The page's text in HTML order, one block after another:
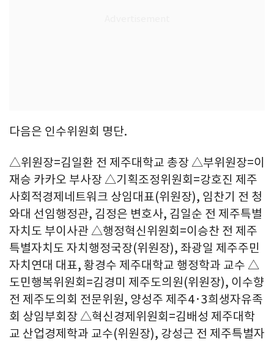
다음은 인수위원회 명단.
△위원장=김일환 전 제주대학교 총장 △부위원장=이
재승 카카오 부사장 △기획조정위원회=강호진 제주
사회적경제네트워크 상임대표(위원장), 임찬기 전 청
와대 선임행정관, 김정은 변호사, 김일순 전 제주특별
자치도 부이사관 △행정혁신위원회=이승찬 전 제주
특별자치도 자치행정국장(위원장), 좌광일 제주주민
자치연대 대표, 황경수 제주대학교 행정학과 교수 △
도민행복위원회=김경미 제주도의원(위원장), 이수향
전 제주도의회 전문위원, 양성주 제주4·3희생자유족
회 상임부회장 △혁신경제위원회=김배성 제주대학
교 산업경제학과 교수(위원장), 강성근 전 제주특별자